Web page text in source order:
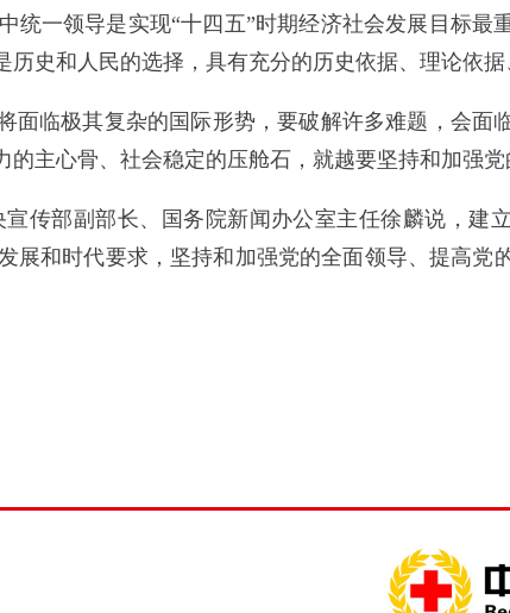
一领导是实现“十四五”时期经济社会发展目标最
史和人民的选择，具有充分的历史依据、理论依据
临极其复杂的国际形势，要破解许多难题，会面
主心骨、社会稳定的压舱石，就越要坚持和加强党
部副部长、国务院新闻办公室主任徐麟说，建
展和时代要求，坚持和加强党的全面领导、提高党